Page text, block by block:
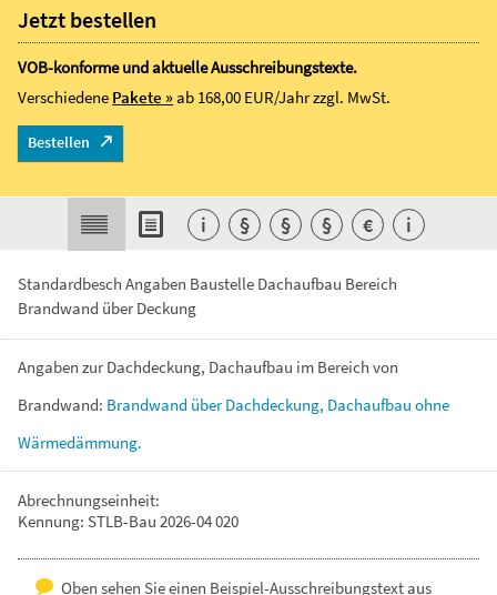
Standardbesch Angaben Baustelle Dachaufbau Bereich
Brandwand über Deckung
Angaben zurDachdeckung, Dachaufbau im Bereich von
Brandwand: Brandwand überDachdeckung, Dachaufbau ohne
Wärmedämmung.
Abrechnungseinheit:
Kennung: STLB-Bau 2026-04 020
Oben sehen Sie einen Beispiel-Ausschreibungstext aus
Jetzt bestellen
VOB-konforme und aktuelle Ausschreibungstexte.
Verschiedene Pakete »ab 168,00 EUR/Jahrzzgl. MwSt.
Bestellen
i § § § € i